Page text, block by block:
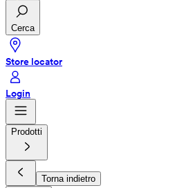
Cerca
Store locator
Login
Prodotti
Torna indietro